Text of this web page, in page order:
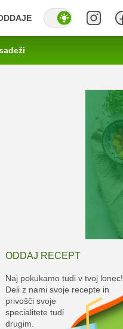
ODDAJ RECEPT
Naj pokukamo tudi v tvoj lonec!
Deli z nami svoje recepte in
privošči svoje
specialitete tudi
drugim.